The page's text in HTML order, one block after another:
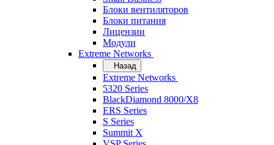
Блоки вентиляторов
Блоки питания
Лицензии
Модули
Extreme Networks
Назад
Extreme Networks
5320 Series
BlackDiamond 8000/X8
ERS Series
S Series
Summit X